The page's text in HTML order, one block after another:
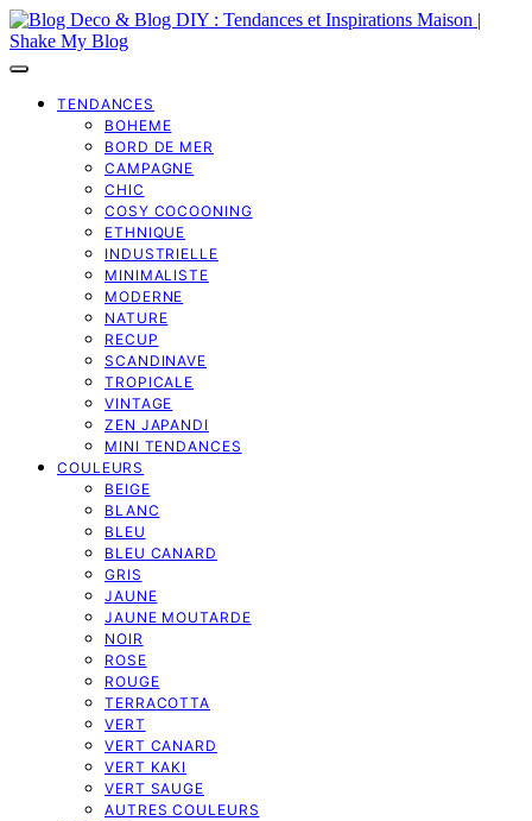
TENDANCES
BOHEME
BORD DE MER
CAMPAGNE
CHIC
COSY COCOONING
ETHNIQUE
INDUSTRIELLE
MINIMALISTE
MODERNE
NATURE
RECUP
SCANDINAVE
TROPICALE
VINTAGE
ZEN JAPANDI
MINI TENDANCES
COULEURS
BEIGE
BLANC
BLEU
BLEU CANARD
GRIS
JAUNE
JAUNE MOUTARDE
NOIR
ROSE
ROUGE
TERRACOTTA
VERT
VERT CANARD
VERT KAKI
VERT SAUGE
AUTRES COULEURS